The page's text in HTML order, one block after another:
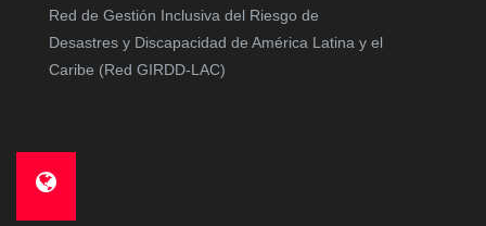
Red de Gestión Inclusiva del Riesgo de
Desastres y Discapacidad de América Latina y el
Caribe (Red GIRDD-LAC)